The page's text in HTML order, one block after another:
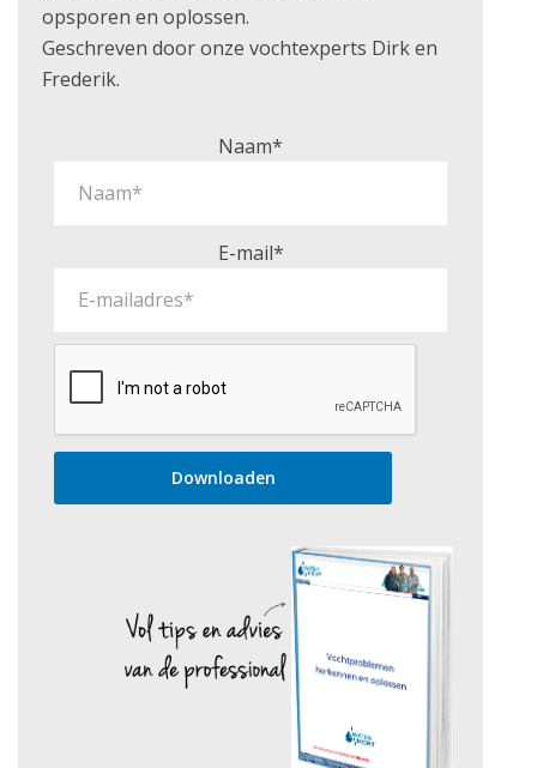
opsporen en oplossen.
Geschreven door onze vochtexperts Dirk en
Frederik.
Naam*
E-mail*